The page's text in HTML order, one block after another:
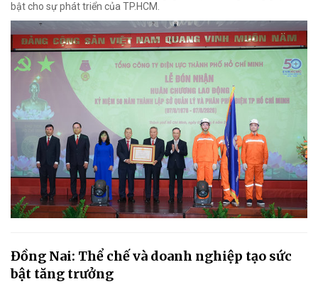
bật cho sự phát triển của TP.HCM.
Đồng Nai: Thể chế và doanh nghiệp tạo sức
bật tăng trưởng